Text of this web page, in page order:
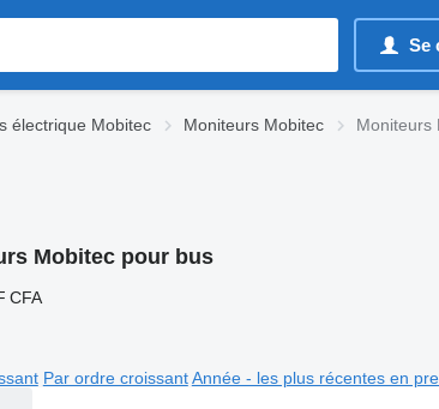
Se
électrique Mobitec Moniteurs Mobitec Moniteurs
Mobitec pour bus
CFA
Par ordre croissant Année - les plus récentes en